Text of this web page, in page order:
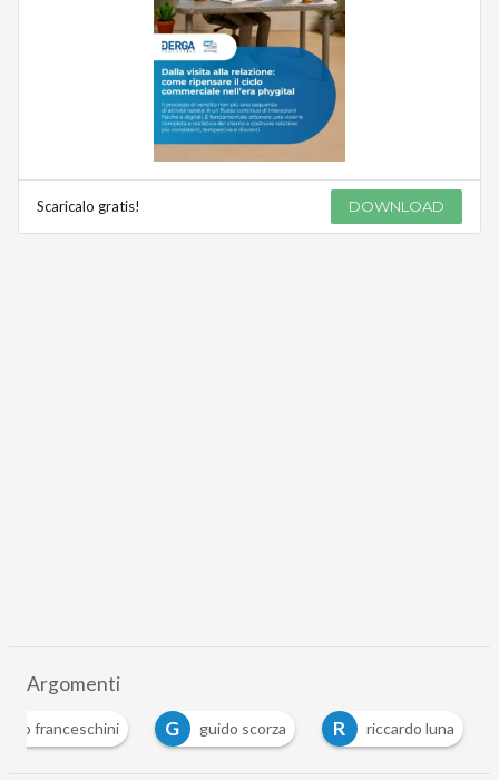
Scaricalo gratis! DOWNLOAD
Argomenti
franceschini G guido scorza R riccardo luna